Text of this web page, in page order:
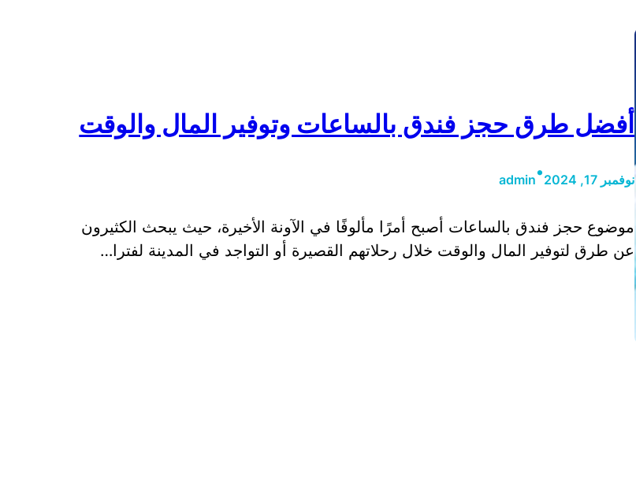
أفضل طرق حجز فندق بالساعات وتوفير المال والوقت
نوفمبر 17, 2024 •
admin
موضوع حجز فندق بالساعات أصبح أمرًا مألوفًا في الآونة الأخيرة، حيث يبحث الكثيرون
عن طرق لتوفير المال والوقت خلال رحلاتهم القصيرة أو التواجد في المدينة لفترا…